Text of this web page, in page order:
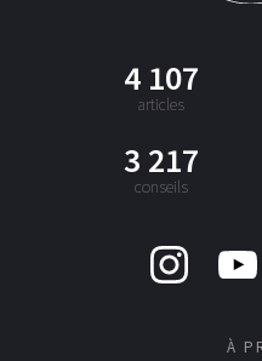
4 107
articles
3 217
conseils
À